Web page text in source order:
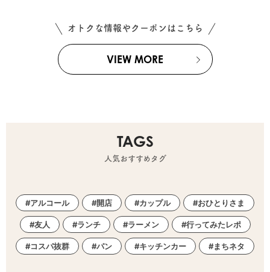
オトクな情報やクーポンはこちら
VIEW MORE
TAGS
人気おすすめタグ
アルコール 開店 カップル おひとりさま
友人 ランチ ラーメン 行ってみたレポ
コスパ抜群 パン キッチンカー まちネタ